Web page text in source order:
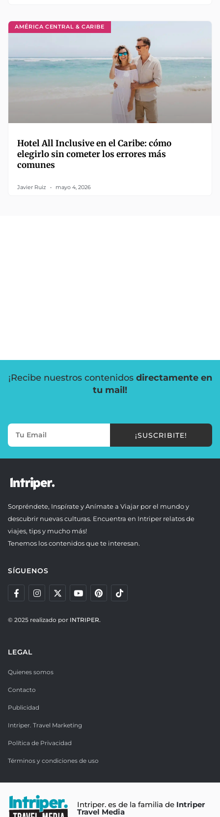
AMÉRICA CENTRAL & CARIBE
Hotel All Inclusive en el Caribe: cómo
elegirlo sin cometer los errores más
comunes
Javier Ruiz mayo 4, 2026
¡Recibe nuestros contenidos directamente en
tu mail!
¡SUSCRIBITE!
Sorpréndete, Inspírate y Anímate a Viajar por el mundo y
descubrir nuevas culturas. Encuentra en Intriper relatos de
viajes, tips y mucho más!
Tenemos los contenidos que te interesan.
SÍGUENOS
© 2025 realizado por INTRIPER.
LEGAL
Quienes somos
Contacto
Publicidad
Intriper. Travel Marketing
Política de Privacidad
Términos y condiciones de uso
Intriper. es de la familia de Intriper
Travel Media